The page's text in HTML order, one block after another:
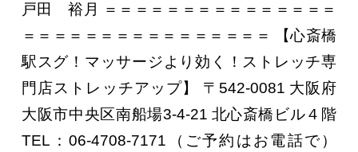
戸田 裕月
＝＝＝＝＝＝＝＝＝＝＝＝＝＝＝
＝＝＝＝＝＝＝＝＝＝＝＝＝＝＝＝
【心斎橋
駅スグ！マッサージより効く！ストレッチ専
門店ストレッチアップ】
〒542-0081 大阪府
大阪市中央区南船場3-4-21 北心斎橋ビル４階
TEL：06-4708-7171（ご予約はお電話で）